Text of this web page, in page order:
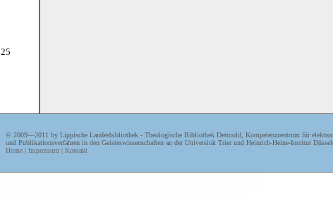
25
30
1
© 2009—2011 by Lippische Landesbibliothek - Theologische Bibliothek Detmold, Kompetenzzentrum für
und Publikationsverfahren in den Geisteswissenschaften an der Universität Trier und Heinrich-Heine-Institut
Home | Impressum | Kontakt